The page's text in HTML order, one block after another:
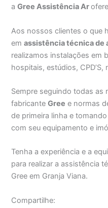
aGree Assistência Ar
Aos nossos clientes o que
emassistência técnica de
realizamos instalações em
hospitais, estúdios, CPD’S,
Sempre seguindo todas as
fabricanteGree e normas
de primeira linha e
com seu equipamento e
Tenha a experiência e a
para realizar a assistência
Gree em Granja Viana.
Compartilhe: